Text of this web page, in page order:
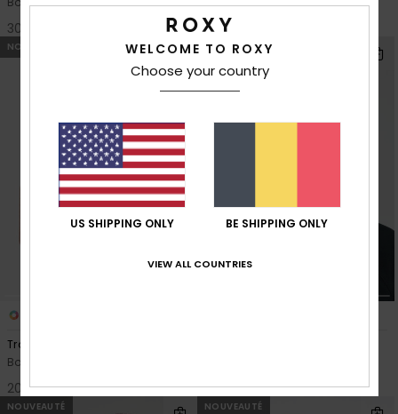
30,00 € 20,00 €
NOUVEAUTÉ
Tropical Snow
Bonnet Marron Femme
20,00 €
NOUVEAUTÉ
30,00 €
NOUVEAUTÉ NOUVEAUTÉ
WELCOME TO ROXY
Choose your country
US SHIPPING ONLY BE SHIPPING ONLY
VIEW ALL COUNTRIES